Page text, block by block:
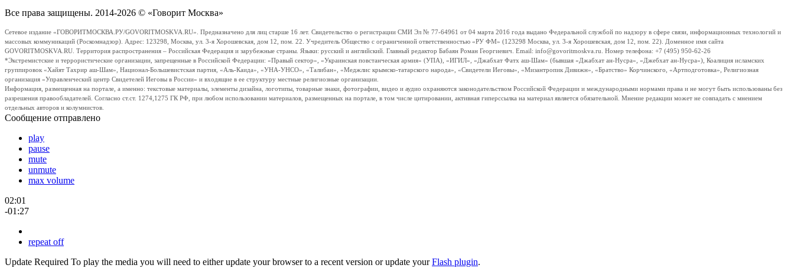
Все права защищены. 2014-2026 © «Говорит Москва»
Сетевое издание «ГОВОРИТМОСКВА.РУ/GOVORITMOSKVA.RU». Предназначено для лиц старше 16 лет. Свидетельство о регистрации СМИ Эл № 77-64961 от 04 марта 2016 года выдано Федеральной службой по надзору в сфере связи, информационных технологий и
массовых коммуникаций (Роскомнадзор). Адрес: 123298, Москва, ул. 3-я Хорошевская, дом 12, пом. 22. Учредитель Общество с ограниченной ответственностью «РУ ФМ» (123298 Москва, ул. 3-я Хорошевская, дом 12, пом. 22). Доменное имя сайта
GOVORITMOSKVA.RU. Территория распространения – Российская Федерация и зарубежные страны. Языки: русский и английский. Главный редактор Бабаян Роман Георгиевич. Email: info@govoritmoskva.ru. Номер телефона: +7 (495) 950-62-26
*Экстремистские и террористические организации, запрещенные в Российской Федерации: «Правый сектор», «Украинская повстанческая армия» (УПА), «ИГИЛ», «Джабхат Фатх аш-Шам» (бывшая «Джабхат ан-Нусра», «Джебхат ан-Нусра»), Коалиция исламских
группировок «Хайят Тахрир аш-Шам», Национал-Большевистская партия, «Аль-Каида», «УНА-УНСО», «Талибан», «Меджлис крымско-татарского народа», «Свидетели Иеговы», «Мизантропик Дивижн», «Братство» Корчинского, «Артподготовка», Религиозная
организация «Управленческий центр Свидетелей Иеговы в России» и входящие в ее структуру местные религиозные организации.
Информация, размещенная на портале, а именно: текстовые материалы, элементы дизайна, логотипы, товарные знаки, фотографии, видео и аудио охраняются законодательством Российской Федерации и международными нормами права и не могут быть использованы без
разрешения правообладателей. Согласно ст.ст. 1274,1275 ГК РФ, при любом использовании материалов, размещенных на портале, в том числе цитировании, активная гиперссылка на материал является обязательной. Мнение редакции может не совпадать с мнением
отдельных авторов и колумнистов.
Сообщение отправлено
play
pause
mute
unmute
max volume
02:01
-01:27
repeat off
Update Required To play the media you will need to either update your browser to a recent version or update yourFlash plugin.